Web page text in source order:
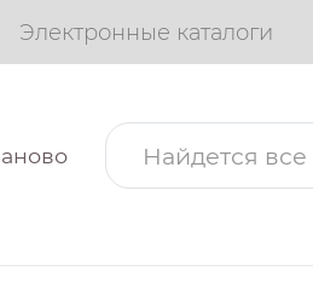
Электронные каталоги